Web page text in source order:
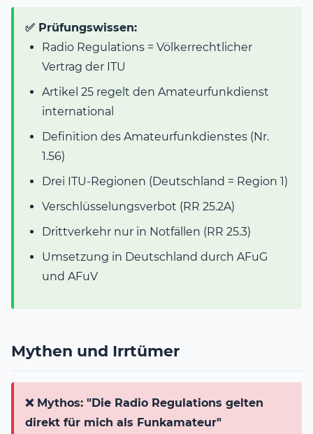
✅ Prüfungswissen:
Radio Regulations = Völkerrechtlicher
Vertrag der ITU
Artikel 25 regelt den Amateurfunkdienst
international
Definition des Amateurfunkdienstes (Nr.
1.56)
Drei ITU-Regionen (Deutschland = Region 1)
Verschlüsselungsverbot (RR 25.2A)
Drittverkehr nur in Notfällen (RR 25.3)
Umsetzung in Deutschland durch AFuG
und AFuV
Mythen und Irrtümer
❌ Mythos: "Die Radio Regulations gelten
direkt für mich als Funkamateur"